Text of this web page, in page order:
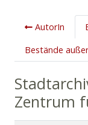
AutorIn
Bestände
Zentrum